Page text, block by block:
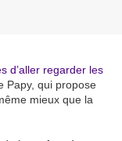
d’aller regarder les
Papy, qui propose
mieux que la